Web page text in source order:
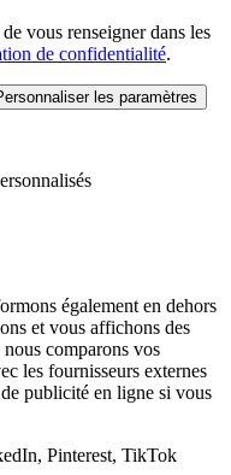
vous renseigner dans les
de confidentialité.
les paramètres
également en dehors
et vous affichons des
comparons vos
les fournisseurs externes
publicité en ligne si vous
Pinterest, TikTok